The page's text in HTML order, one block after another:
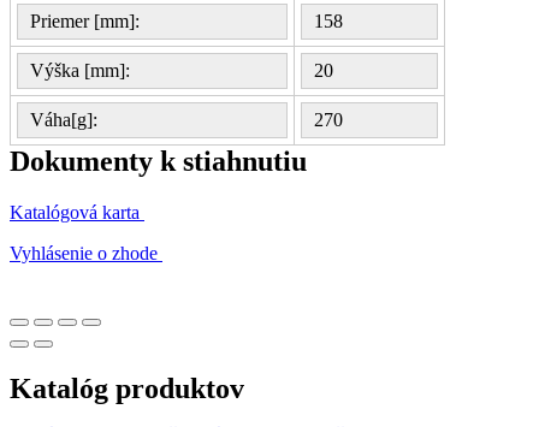
Priemer [mm]: 158
Výška [mm]: 20
Váha[g]: 270
Dokumenty k stiahnutiu
Katalógová karta
Vyhlásenie o zhode
Katalóg produktov